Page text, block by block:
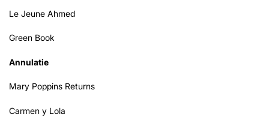
Le Jeune Ahmed
Green Book
Annulatie
Mary Poppins Returns
Carmen y Lola